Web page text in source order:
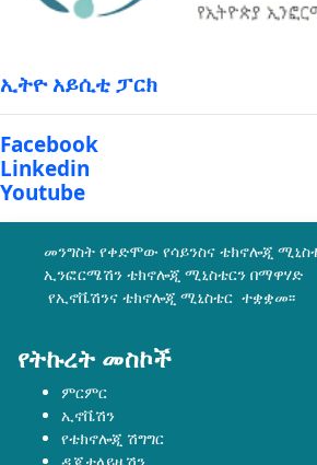
ኢትዮ አይሲቲ ፓርክ
Facebook
Linkedin
Youtube
መንግስት የቀድሞው የሳይንስና ቴክኖሎጂ
ኢንፎርሜሽን ቴክኖሎጂ ሚኒስቴርን በማዋሃድ
የኢኖቬሽንና ቴክኖሎጂ ሚኒስቴር ተቋቋመ፡፡
የትኩረት መስኮች
ምርምር
ኢኖቬሽን
የቴክኖሎጂ ሽግግር